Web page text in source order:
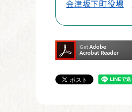
会津坂下町役場